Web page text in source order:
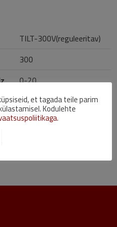
TILT-300V(reguleeritav)
300
0-20
F-emaet tagada teile parim
Kodulehte
.